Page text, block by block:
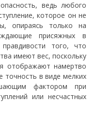
ведь любого
которое он не
опираясь только на
присяжных в
того, что
имеют вес, поскольку
отображают намертво
точность в виде мелких
фактором при
или несчастных